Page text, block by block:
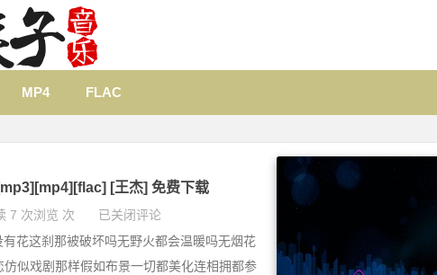
MP4 FLAC
[王杰] 免费下载
7 次浏览 次 已关闭评论
花这刹那被破坏吗无野火都会温暖吗无烟花
似戏剧那样假如布景一切都美化连相拥都参